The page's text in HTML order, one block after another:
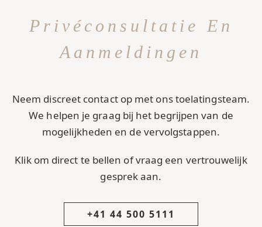
Privéconsultatie En
Aanmeldingen
Neem discreet contact op met ons toelatingsteam.
We helpen je graag bij het begrijpen van de
mogelijkheden en de vervolgstappen.
Klik om direct te bellen of vraag een vertrouwelijk
gesprek aan.
+41 44 500 5111